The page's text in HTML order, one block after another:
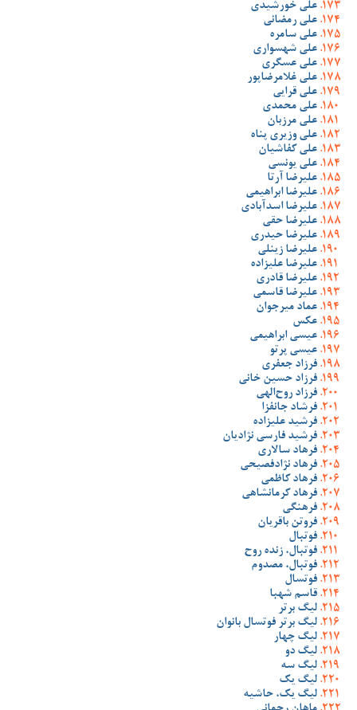
علی خورشیدی
علی رمضانی
علی سامره
علی شهسواری
علی عسگری
علی غلامرضاپور
علی قرایی
علی محمدی
علی مرزبان
علی وزیری پناه
علی کفاشیان
علی یونسی
علیرضا آرتا
علیرضا ابراهیمی
علیرضا اسدآبادی
علیرضا حقی
علیرضا حیدری
علیرضا زینلی
علیرضا علیزاده
علیرضا قادری
علیرضا قاسمی
عماد میرجوان
عکس
عیسی ابراهیمی
عیسی پرتو
فرزاد جعفری
فرزاد حسین خانی
فرزاد روح‌الهی
فرشاد جانفزا
فرشید علیزاده
فرشید فارسی نژادیان
فرهاد سالاری
فرهاد نژادفصیحی
فرهاد کاظمی
فرهاد کرمانشاهی
فرهنگی
فروتن باقریان
فوتبال
فوتبال، زنده روح
فوتبال، مصدوم
فوتسال
قاسم شهبا
لیگ برتر
لیگ برتر فوتسال بانوان
لیگ چهار
لیگ دو
لیگ سه
لیگ یک
لیگ یک، حاشیه